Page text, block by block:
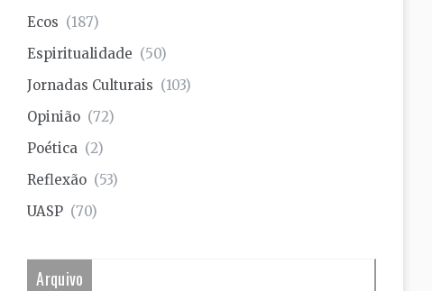
Ecos (187)
Espiritualidade (50)
Jornadas Culturais (103)
Opinião (72)
Poética (2)
Reflexão (53)
UASP (70)
Arquivo